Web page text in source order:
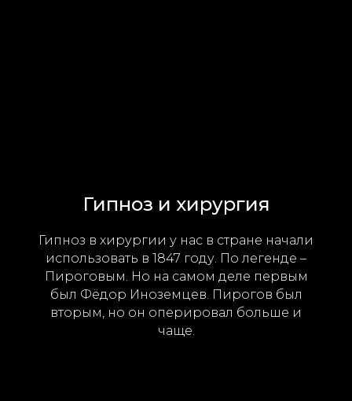
Гипноз и хирургия
Гипноз в хирургии у нас в стране начали
использовать в 1847 году. По легенде –
Пироговым. Но на самом деле первым
был Фёдор Иноземцев. Пирогов был
вторым, но он оперировал больше и
чаще.